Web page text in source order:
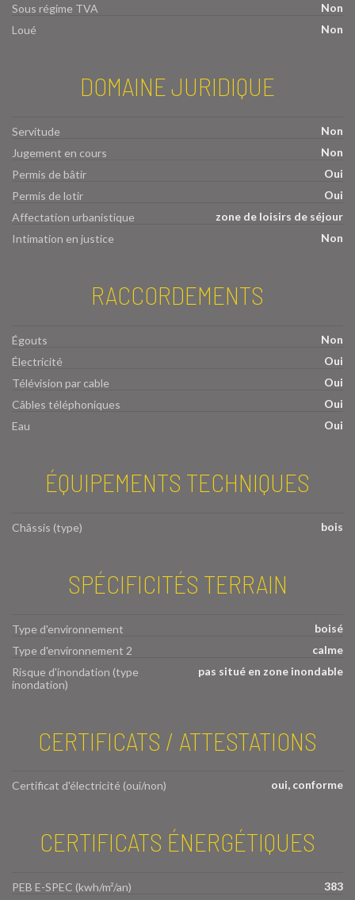
Sous régime TVA
Non
Loué
Non
DOMAINE JURIDIQUE
Servitude
Non
Jugement en cours
Non
Permis de bâtir
Oui
Permis de lotir
Oui
Affectation urbanistique
zone de loisirs de séjour
Intimation en justice
Non
RACCORDEMENTS
Égouts
Non
Électricité
Oui
Télévision par cable
Oui
Câbles téléphoniques
Oui
Eau
Oui
ÉQUIPEMENTS TECHNIQUES
Châssis (type) bois
SPÉCIFICITÉS TERRAIN
Type d'environnement
boisé
Type d'environnement 2
calme
Risque d'inondation (type
inondation)
pas situé en zone inondable
CERTIFICATS / ATTESTATIONS
Certificat d'électricité (oui/non) oui, conforme
CERTIFICATS ÉNERGÉTIQUES
PEB E-SPEC (kwh/m²/an)
383